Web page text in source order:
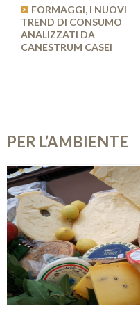
FORMAGGI, I NUOVI
TREND DI CONSUMO
ANALIZZATI DA
CANESTRUM CASEI
PER L’AMBIENTE